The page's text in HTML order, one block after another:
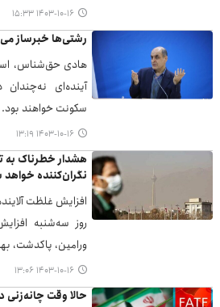
۱۴۰۳-۱۰-۱۶ ۱۵:۳۳
رشتی‌ها خبرساز
هادی حق‌شناس،
آینده‌ای
سکونت خواهند بود.
۱۴۰۳-۱۰-۱۶ ۱۳:۱۹
هشدار خطرناک به
نگران‌کننده
افزایش غلظت
روز سه‌شنبه
ورامین، پاکدشت،
۱۴۰۳-۱۰-۱۶ ۱۳:۰۶
حالا وقت